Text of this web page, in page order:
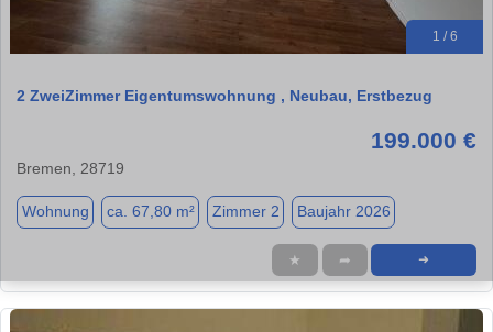
1 / 6
2 ZweiZimmer Eigentumswohnung , Neubau, Erstbezug
199.000 €
Bremen, 28719
Wohnung ca. 67,80 m² Zimmer 2 Baujahr 2026
★ ➦ ➜